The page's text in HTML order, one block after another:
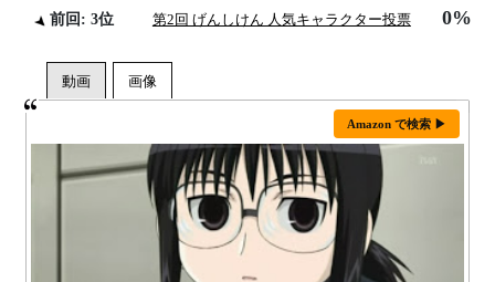
前回: 3位 第2回 げんしけん 人気キャラクター投票 0%
Amazon で検索 ▶